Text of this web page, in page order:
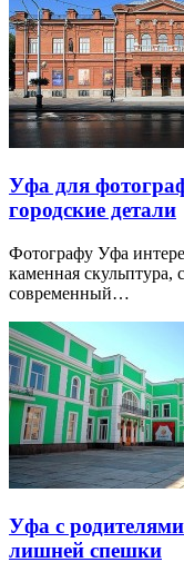
Уфа для
городские детали
Фотографу Уфа
каменная скульптура,
современный…
Уфа с
лишней спешки